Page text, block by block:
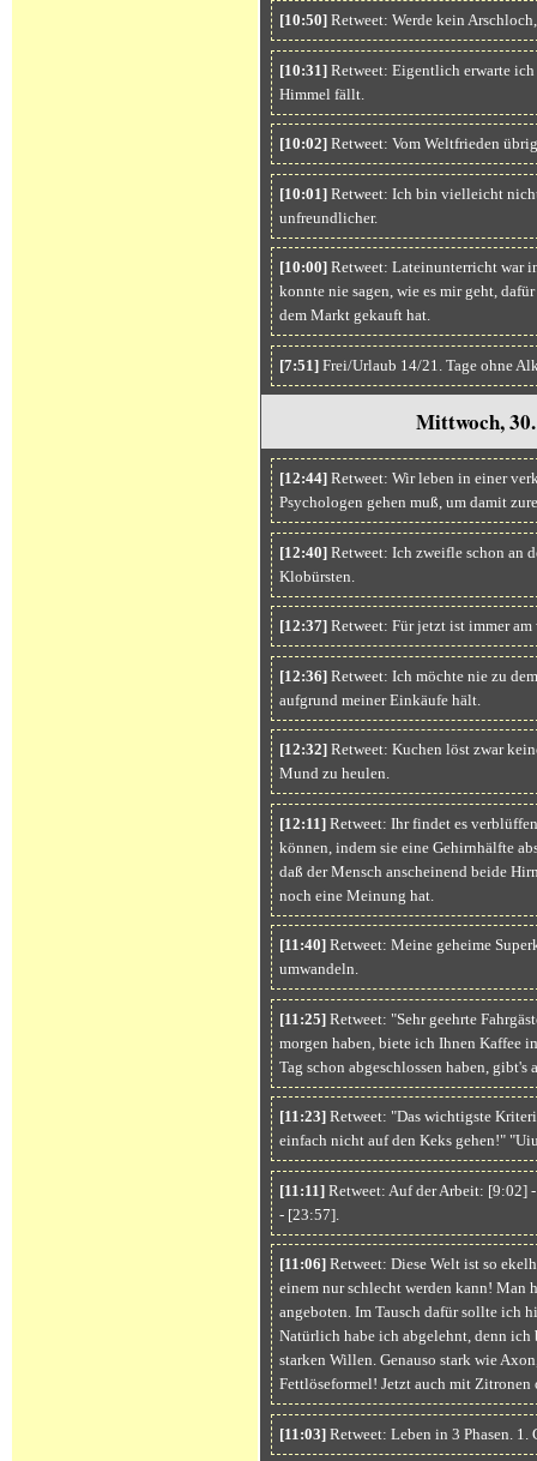
[10:50]Retweet: Werde kein
[10:31]Retweet: Eigentlich erwarte
Himmel fällt.
[10:02]Retweet: Vom Weltfrieden
[10:01]Retweet: Ich bin vielleicht
unfreundlicher.
[10:00]Retweet: Lateinunterricht war
konnte nie sagen, wie es mir geht,
dem Markt gekauft hat.
[7:51]Frei/Urlaub 14/21. Tage ohne
Mittwoch,
[12:44]Retweet: Wir leben in einer
Psychologen gehen muß, um damit
[12:40]Retweet: Ich zweifle schon an
Klobürsten.
[12:37]Retweet: Für jetzt ist immer am
[12:36]Retweet: Ich möchte nie zu
aufgrund meiner Einkäufe hält.
[12:32]Retweet: Kuchen löst zwar
Mund zu heulen.
[12:11]Retweet: Ihr findet es
können, indem sie eine Gehirnhälfte
daß der Mensch anscheinend beide
noch eine Meinung hat.
[11:40]Retweet: Meine geheime
umwandeln.
[11:25]Retweet: "Sehr geehrte
morgen haben, biete ich Ihnen Kaffee
Tag schon abgeschlossen haben,
[11:23]Retweet: "Das wichtigste
einfach nicht auf den Keks gehen!"
[11:11]Retweet: Auf der Arbeit: [9:02]
- [23:57].
[11:06]Retweet: Diese Welt ist so
einem nur schlecht werden kann! Man
angeboten. Im Tausch dafür sollte ich
Natürlich habe ich abgelehnt, denn
starken Willen. Genauso stark wie
Fettlöseformel! Jetzt auch mit
[11:03]Retweet: Leben in 3 Phasen. 1.